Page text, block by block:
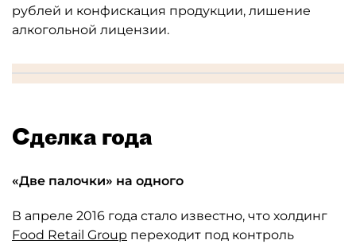
рублей и конфискация продукции, лишение
алкогольной лицензии.
Сделка года
«Две палочки» на одного
В апреле 2016 года стало известно, что холдинг
Food Retail Group переходит под контроль